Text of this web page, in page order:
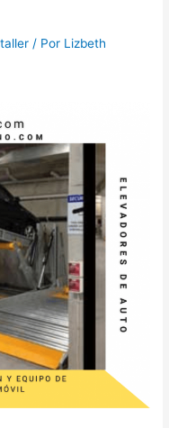
/ Por Lizbeth